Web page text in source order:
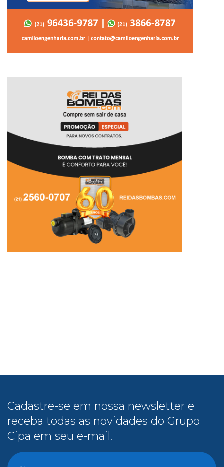
Cadastre-se em nossa newsletter e
receba todas as novidades do Grupo
Cipa em seu e-mail.